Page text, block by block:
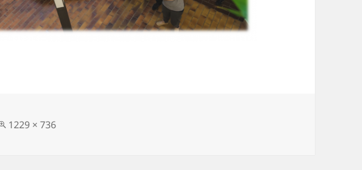
Full
1229 × 736